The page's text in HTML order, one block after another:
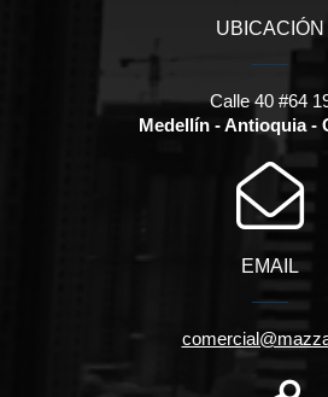
UBICACIÓN
Calle 40 #64
Medellín - Antioquia -
EMAIL